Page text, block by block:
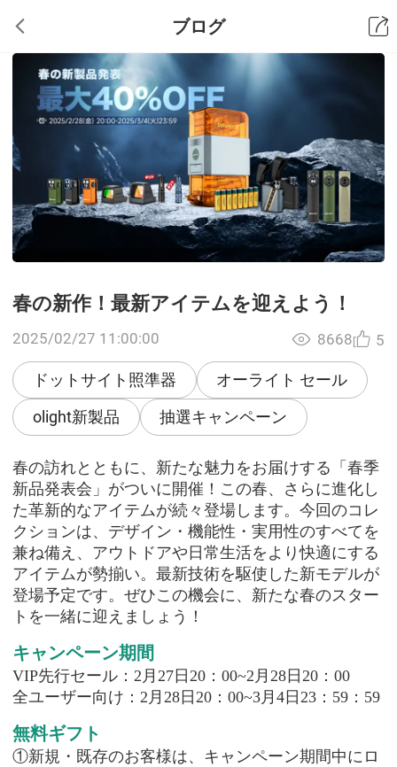
ブログ
春の新作！最新アイテムを迎えよう！
2025/02/27 11:00:00
ドットサイト照準器
オーライト セール
olight新製品
抽選キャンペーン
8668 5
春の訪れとともに、新たな魅力をお届けする「春季
新品発表会」がついに開催！この春、さらに進化し
た革新的なアイテムが続々登場します。今回のコレ
クションは、デザイン・機能性・実用性のすべてを
兼ね備え、アウトドアや日常生活をより快適にする
アイテムが勢揃い。最新技術を駆使した新モデルが
登場予定です。ぜひこの機会に、新たな春のスター
トを一緒に迎えましょう！
キャンペーン期間
VIP先行セール：2月 27日 20：00~2 月 28日 20：00
全ユーザー向け： 2月 28日 20：00~3 月4日 23：59：59
無料ギフト
①新規・既存のお客様は、キャンペーン期間中にロ